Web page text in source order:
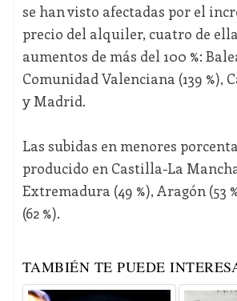
se han visto afectadas por el
precio del alquiler, cuatro de
aumentos de más del 100 %:
Comunidad Valenciana (139 %),
y Madrid.
Las subidas en menores
producido en Castilla-La Mancha
Extremadura (49 %), Aragón (53
(62 %).
TAMBIÉN TE PUEDE